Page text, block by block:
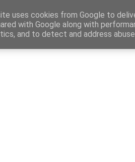
Αγγελίας Επικοινωνία Site Map
Ενημέρωση
uses cookies from Google to
with Google along with
and to detect and address